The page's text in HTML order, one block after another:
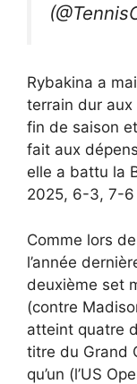
Rybakina a
terrain dur aux
fin de saison
fait aux
elle a battu la
2025, 6-3, 7-6
Comme lors
l’année
deuxième set
(contre
atteint quatre
titre du Grand
qu’un (l’US